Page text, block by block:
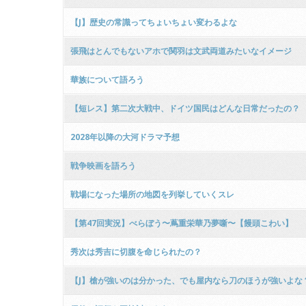
【J】歴史の常識ってちょいちょい変わるよな
張飛はとんでもないアホで関羽は文武両道みたいなイメージ
華族について語ろう
【短レス】第二次大戦中、ドイツ国民はどんな日常だったの？
2028年以降の大河ドラマ予想
戦争映画を語ろう
戦場になった場所の地図を列挙していくスレ
【第47回実況】べらぼう〜蔦重栄華乃夢噺〜【饅頭こわい】
秀次は秀吉に切腹を命じられたの？
【J】槍が強いのは分かった、でも屋内なら刀のほうが強いよな